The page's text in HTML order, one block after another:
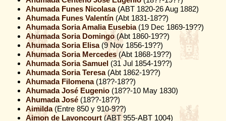
Ahumada Funes Nicolasa(ABT 1820-26 Aug 1882)
Ahumada Funes Valentín (Abt 1831-18??)
Ahumada Soria Amalia Eusebia(19 Dec 1869-19??)
Ahumada Soria Domingo(Abt 1860-19??)
Ahumada Soria Elisa(9 Nov 1856-19??)
Ahumada Soria Mercedes(Abt 1868-19??)
Ahumada Soria Samuel (31 Jul 1854-19??)
Ahumada Soria Teresa(Abt 1862-19??)
Ahumada Filomena(18??-18??)
Ahumada José Eugenio (18??-10 May 1830)
Ahumada José (18??-18??)
Aimilda(Entre 850 y 910-9??)
Aimon de Lavoncourt (ABT 955-ABT 1004)